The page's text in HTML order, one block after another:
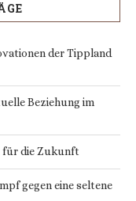
der Tippland
Beziehung im
für die Zukunft
gegen eine seltene